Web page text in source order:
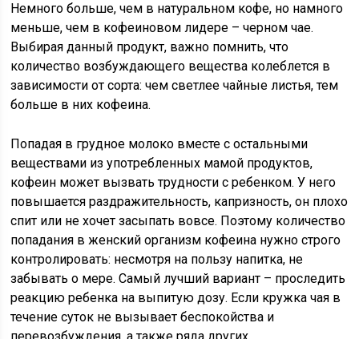
Немного больше, чем в натуральном кофе, но намного
меньше, чем в кофеиновом лидере – черном чае.
Выбирая данный продукт, важно помнить, что
количество возбуждающего вещества колеблется в
зависимости от сорта: чем светлее чайные листья, тем
больше в них кофеина.
Попадая в грудное молоко вместе с остальными
веществами из употребленных мамой продуктов,
кофеин может вызвать трудности с ребенком. У него
повышается раздражительность, капризность, он плохо
спит или не хочет засыпать вовсе. Поэтому количество
попадания в женский организм кофеина нужно строго
контролировать: несмотря на пользу напитка, не
забывать о мере. Самый лучший вариант – проследить
реакцию ребенка на выпитую дозу. Если кружка чая в
течение суток не вызывает беспокойства и